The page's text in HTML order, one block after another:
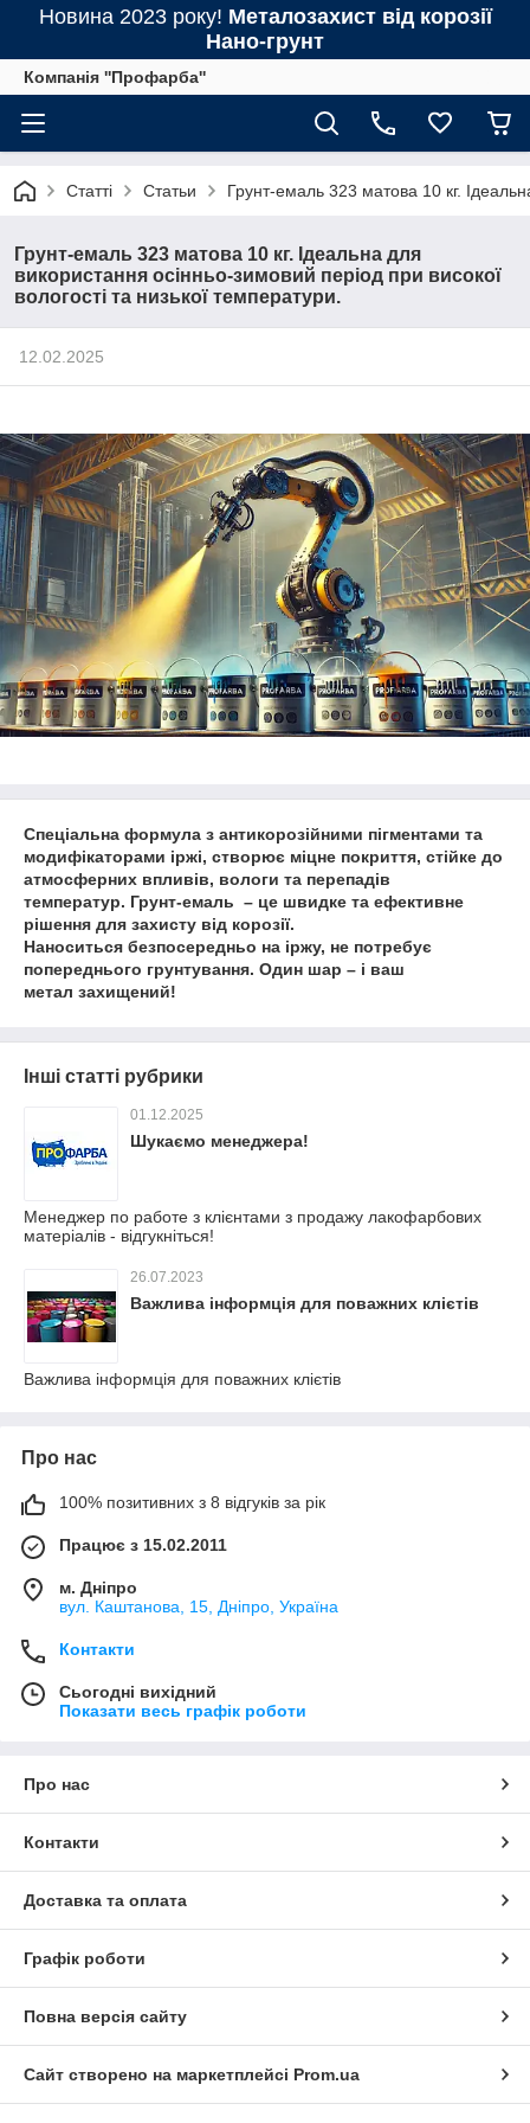
Новина 2023 року! Металозахист від корозії
Нано-грунт
Компанія ''Профарба''
Статті Статьи Грунт-емаль 323 матова 10 кг.
Грунт-емаль 323 матова 10 кг. Ідеальна для
використання осінньо-зимовий період при високої
вологості та низької температури.
12.02.2025
Спеціальна формула з антикорозійними пігментами та
модифікаторами іржі, створює міцне покриття, стійке до
атмосферних впливів, вологи та перепадів
температур. Грунт-емаль – це швидке та ефективне
рішення для захисту від корозії.
Наноситься безпосередньо на іржу, не потребує
попереднього грунтування. Один шар – і ваш
метал захищений!
Інші статті рубрики
01.12.2025
Шукаємо менеджера!
Менеджер по работе з клієнтами з продажу лакофарбових
матеріалів - відгукніться!
26.07.2023
Важлива інформція для поважних клієтів
Важлива інформція для поважних клієтів
Про нас
100% позитивних з 8 відгуків за рік
Працює з 15.02.2011
м. Дніпро
вул. Каштанова, 15, Дніпро, Україна
Контакти
Сьогодні вихідний
Показати весь графік роботи
Про нас
Контакти
Доставка та оплата
Графік роботи
Повна версія сайту
Сайт створено на маркетплейсі Prom.ua